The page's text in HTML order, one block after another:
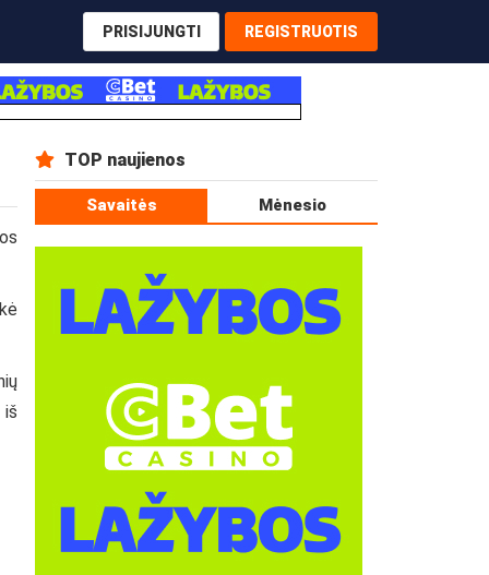
PRISIJUNGTI REGISTRUOTIS
iš
TOP naujienos
Savaitės Mėnesio